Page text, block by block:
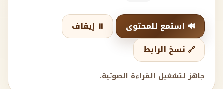
🔊 استمع للمحتوى
⏸️ إيقاف
🔗 نسخ الرابط
جاهز لتشغيل القراءة الصوتية.